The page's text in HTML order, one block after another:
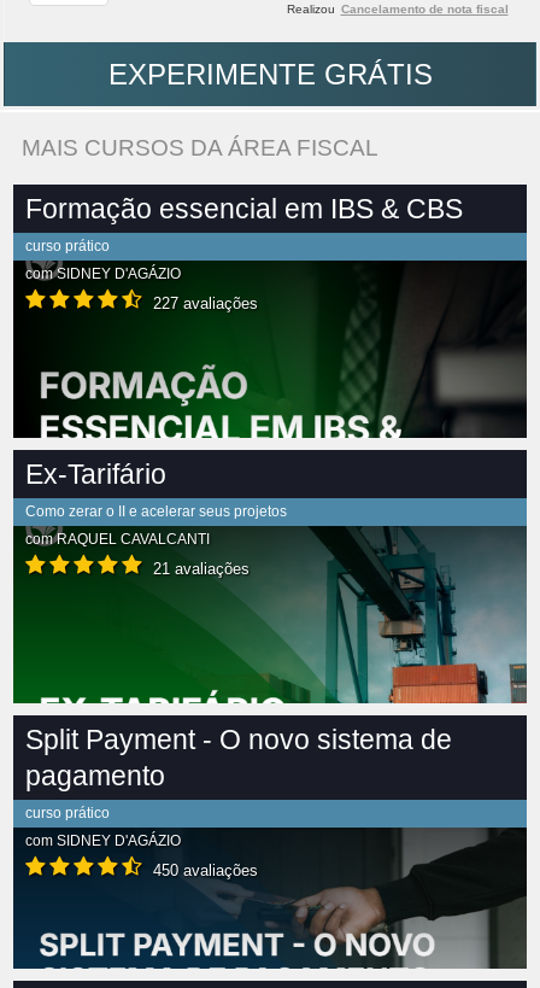
Realizou Cancelamento de nota fiscal
EXPERIMENTE GRÁTIS
MAIS CURSOS DA ÁREA FISCAL
Formação essencial em IBS & CBS
curso prático
comSIDNEY D'AGÁZIO
227 avaliações
Ex-Tarifário
Como zerar o II e acelerar seus projetos
comRAQUEL CAVALCANTI
21 avaliações
Split Payment - O novo sistema de
pagamento
curso prático
com SIDNEY D'AGÁZIO
450 avaliações